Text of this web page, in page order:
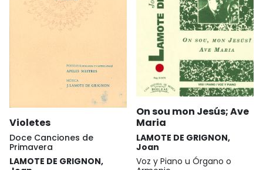
Violetes
Doce Canciones de
Primavera
LAMOTE DE GRIGNON,
On sou mon Jesús; Ave
Maria
LAMOTE DE GRIGNON,
Joan
Voz y Piano u Órgano o